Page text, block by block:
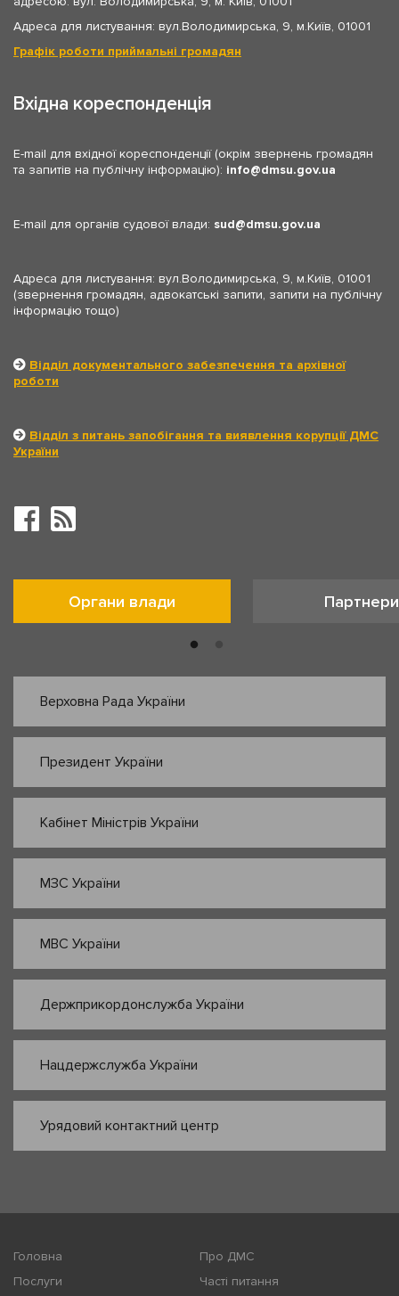
Адреса для листування: вул.Володимирська, 9, м.Київ, 01001
Графік роботи приймальні громадян
Вхідна кореспонденція
E-mail для вхідної кореспонденції (окрім звернень громадян
та запитів на публічну інформацію): info dmsu.gov.ua
E-mail для органів судової влади: sud dmsu.gov.ua
Адреса для листування: вул.Володимирська, 9, м.Київ, 01001
(звернення громадян, адвокатські запити, запити на публічну
інформацію тощо)
Відділ документального забезпечення та архівної
роботи
Відділ з питань запобігання та виявлення корупції ДМС
України
Органи влади Партнери
Верховна Рада України
Президент України
Кабінет Міністрів України
МЗС України
МВС України
Держприкордонслужба України
Нацдержслужба України
Урядовий контактний центр
Головна
Про ДМС
Послуги
Часті питання